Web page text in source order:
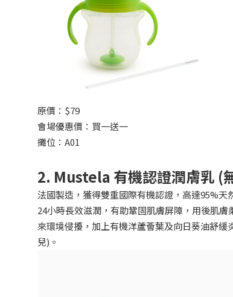
原價：$79
會場優惠價：買一送一
攤位：A01
2. Mustela 有機認證潤膚乳 (
法國製造，獲得雙重國際有機認證，高達95%
24小時長效滋潤，有助鞏固肌膚屏障，用後肌
來環境侵擾，加上有機洋蘆薈葉及向日葵油舒
兒)。